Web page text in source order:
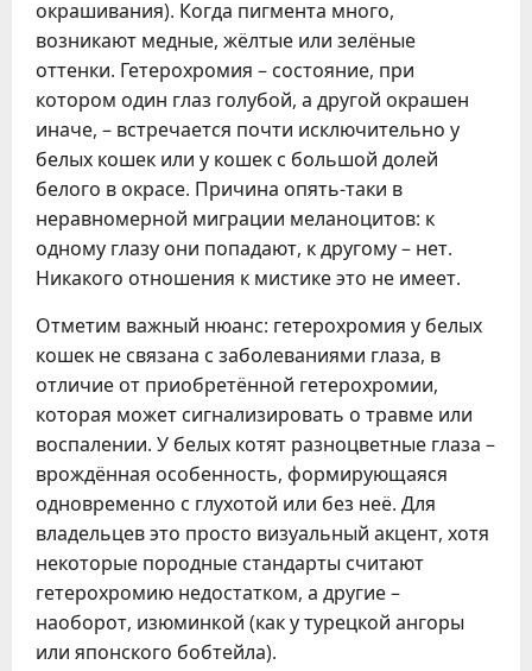
окрашивания). Когда пигмента много,
возникают медные, жёлтые или зелёные
оттенки. Гетерохромия – состояние, при
котором один глаз голубой, а другой окрашен
иначе, – встречается почти исключительно у
белых кошек или у кошек с большой долей
белого в окрасе. Причина опять-таки в
неравномерной миграции меланоцитов: к
одному глазу они попадают, к другому – нет.
Никакого отношения к мистике это не имеет.
Отметим важный нюанс: гетерохромия у белых
кошек не связана с заболеваниями глаза, в
отличие от приобретённой гетерохромии,
которая может сигнализировать о травме или
воспалении. У белых котят разноцветные глаза –
врождённая особенность, формирующаяся
одновременно с глухотой или без неё. Для
владельцев это просто визуальный акцент, хотя
некоторые породные стандарты считают
гетерохромию недостатком, а другие –
наоборот, изюминкой (как у турецкой ангоры
или японского бобтейла).